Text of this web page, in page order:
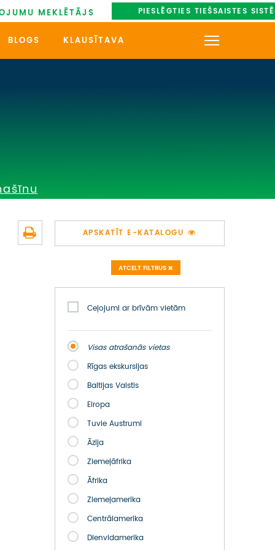
MEKLĒTĀJS PIESLĒGTIES TIEŠSAISTES
BLOGS KLAUSĪTAVA
IMPRO KONKURSI
PIRMSLĪGUMA INFORMĀCIJA,
KLIENTA LĪGUMS,
CEĻOJUMU APDROŠINĀŠANA
ATSAUKSMES PAR CEĻOJUMU
VĪZU ANKETAS
PIEMIŅAS ISTABA
IMPRO PRIVĀTUMA POLITIKA
APSKATĪT E-KATALOGU
ATCELT FILTRUS
Ceļojumi ar brīvām vietām
Visas atrašanās vietas
Rīgas ekskursijas
Baltijas Valstis
Eiropa
Tuvie Austrumi
Āzija
Ziemeļāfrika
Āfrika
Ziemeļamerika
Centrālamerika
Dienvidamerika